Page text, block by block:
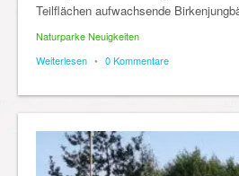
Teilflächen aufwachsende
Naturparke Neuigkeiten
Weiterlesen • 0 Kommentare